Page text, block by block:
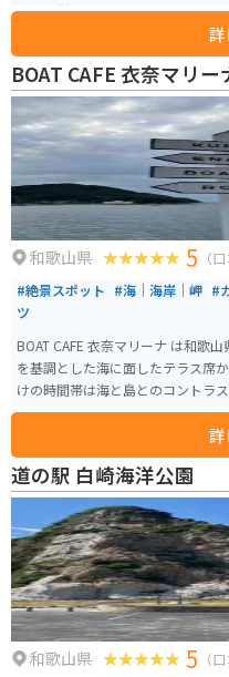
産の食材を使った料理を楽しむこ
新鮮な魚介類を使った料理がおすすめです。 バイクで訪れ
広く停めやすいので安心です。 道
の浜」があり、ツーリングの休憩
「熊野古道」へのアクセスも良く
ます。 周辺には、温泉施設もあるので、ゆっくりと観光を楽しみたい方にも
おすすめです。
詳
BOAT CAFE 衣奈マリー
和歌山県 5 （
#絶景スポット #海｜海岸｜岬 #
ツ
BOAT CAFE 衣奈マリーナ は和歌
を基調とした海に面したテラス席
けの時間帯は海と島とのコントラ
食事のメニューも豊富でとても美
詳
道の駅 白崎海洋公園
和歌山県 5 （